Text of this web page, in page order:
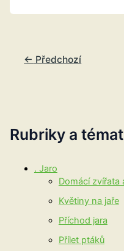
Rubriky a
. Jaro
Domácí zvířata
Květiny na jaře
Příchod jara
Přílet ptáků
← Předchozí